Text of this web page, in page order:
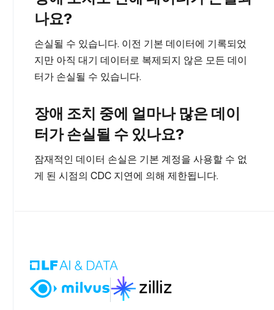
나요?
손실될 수 있습니다. 이전 기본 데이터에 기록되었
지만 아직 대기 데이터로 복제되지 않은 모든 데이
터가 손실될 수 있습니다.
장애 조치 중에 얼마나 많은 데이
터가 손실될 수 있나요?
잠재적인 데이터 손실은 기본 계정을 사용할 수 없
게 된 시점의 CDC 지연에 의해 제한됩니다.